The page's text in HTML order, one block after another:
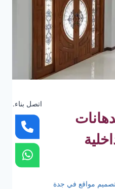
مواقع في جدة
اتصل بناء.